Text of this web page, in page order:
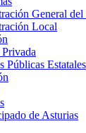
General del
Local
Públicas Estatales
de Asturias